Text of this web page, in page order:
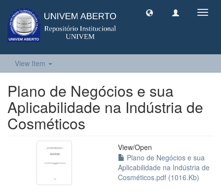
View Item
Plano de Negócios e sua
Aplicabilidade na Indústria de
Cosméticos
View/Open
Plano de Negócios e sua
Aplicabilidade na Indústria de
Cosméticos.pdf (1016.Kb)